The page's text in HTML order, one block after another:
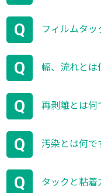
Q フィルムタッ
Q 幅、流れとは
Q 再剥離とは何
Q 汚染とは何で
Q タックと粘着